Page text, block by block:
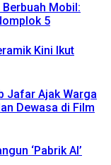
Mobil:
5
Kini Ikut
Jafar Ajak Warga
Dewasa di Film
‘Pabrik AI’